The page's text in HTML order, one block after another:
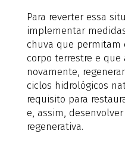
Para reverter essa
implementar
chuva que permitam
corpo terrestre e que
novamente,
ciclos hidrológicos
requisito para
e, assim,
regenerativa.